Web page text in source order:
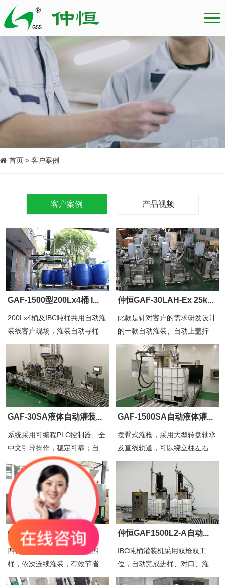
首页 > 客户案例
客户案例 产品视频
GAF-1500型200Lx4桶 I...
200Lx4桶及IBC吨桶共用自动灌
装线客户现场，灌装自动寻桶灌
装完全自动化操作减少人工操作
压力，提高生产效率，200Lx4
桶及IBC吨桶共用自动灌装线客
户现场，灌装自动寻桶灌装...
仲恒GAF-30LAH-Ex 25k...
此款是针对客户的需求研发设计
的一款自动灌装、自动上盖拧盖
的高精度液体灌装机！具有便于
维护，灌装准确、不溢出防飞溅
等特点！间接的为企业减少生产
成本和减少对液体物料...
GAF-30SA液体自动灌装...
系统采用可编程PLC控制器、全
中文引导操作，稳定可靠；自动
输送、自动定位、自动灌装、自
动上盖拧盖、自动贴标；稳定性
好、减少损耗、节约成本，提高
作业效率，减少人工操...
GAF-1500SA自动液体灌...
摆臂式灌枪，采用大型转盘轴承
及直线轨道，可以绕立柱左右、
前后移动，完全适用200L四桶
及IBC桶灌装；气动式操作钮操
作更加便利，搭配左右碟刹及前
后侧刹，杜绝灌枪触碰桶...
GAF-1500S4A自动灌装...
四枪单计量，栈板一次摆放四
桶，依次连续灌装，有效节省时
间及空间，提高灌装效率；马达
仲恒GAF1500L2-A自动...
IBC吨桶灌装机采用双枪双工
位，自动完成进桶、对口、灌
装、出桶，可适用于两种不能混